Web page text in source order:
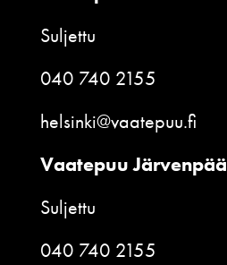
Suljettu
040 740 2155
helsinki@vaatepuu.fi
Vaatepuu Järvenpää
Suljettu
040 740 2155